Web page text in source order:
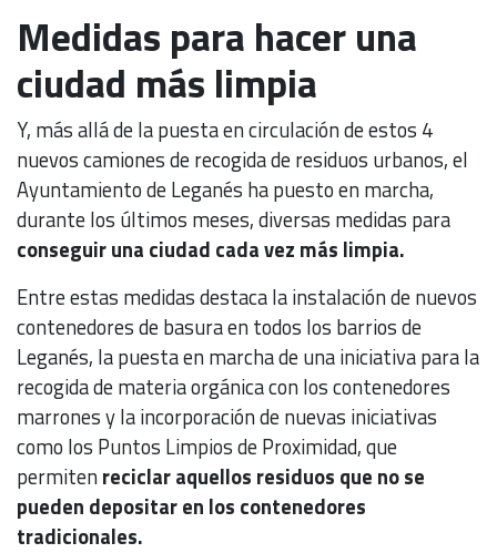
Medidas para hacer una
ciudad más limpia
Y, más allá de la puesta en circulación de estos 4
nuevos camiones de recogida de residuos urbanos, el
Ayuntamiento de Leganés ha puesto en marcha,
durante los últimos meses, diversas medidas para
conseguir una ciudad cada vez más limpia.
Entre estas medidas destaca la instalación de nuevos
contenedores de basura en todos los barrios de
Leganés, la puesta en marcha de una iniciativa para la
recogida de materia orgánica con los contenedores
marrones y la incorporación de nuevas iniciativas
como los Puntos Limpios de Proximidad, que
permitenreciclar aquellos residuos que no se
pueden depositar en los contenedores
tradicionales.